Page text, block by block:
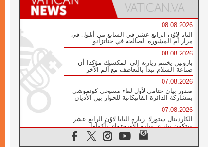
08.08.2026
البابا لاوُن الرابع عشر في السابع من أيلول في
مزار أم المشورة الصالحة في جناتزانو
08.08.2026
بارولين يختتم زيارته إلى المكسيك مؤكدا أن
صناعة السلام تبدأ بالتعاطف مع ألم الآخر
07.08.2026
صدور بيان ختامي لأول لقاء مسيحي كونفوشي
بمشاركة الدائرة الفاتيكانية للحوار بين الأديان
07.08.2026
الكاردينال ستورلا: زيارة البابا لاوُن الرابع عشر
ستكون بشرى سارة للأوروغواي بأكملها